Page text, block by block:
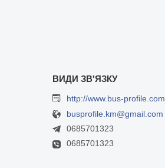
http://www.bus-profile.com
busprofile.km@gmail.com
0685701323
0685701323